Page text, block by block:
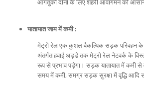
आगंतुकों दोनों के लिए शहरी आवागमन को आसान
यातायात जाम में कमी :
मेट्रो रेल एक कुशल वैकल्पिक सड़क परिवहन
अंतर्गत हवाई अड्डे तक मेट्रो रेल नेटवर्क के
रूप से प्रभाव पड़ेगा। सड़क यातायात में कमी से
समय में कमी, समग्र सड़क सुरक्षा में वृद्धि आदि